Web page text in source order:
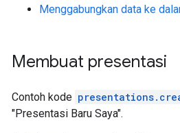
Menggabungkan data ke
Membuat presentasi
Contoh kode
"Presentasi Baru Saya".